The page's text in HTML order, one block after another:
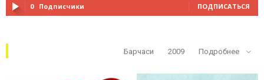
0 Подписчики ПОДПИСАТЬСЯ
Барчаси 2009 Подробнее